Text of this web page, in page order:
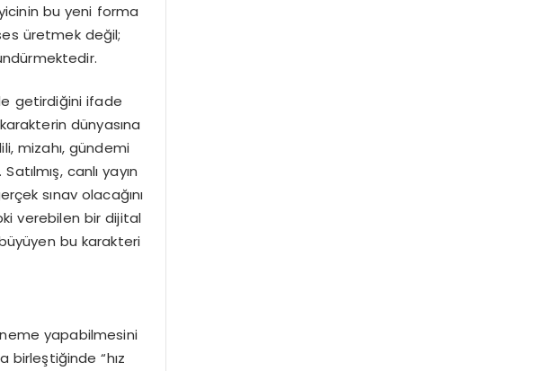
bu yeni forma
üretmek değil;
getirdiğini ifade
dünyasına
mizahı, gündemi
canlı yayın
sınav olacağını
verebilen bir dijital
bu karakteri
yapabilmesini
birleştiğinde “hız